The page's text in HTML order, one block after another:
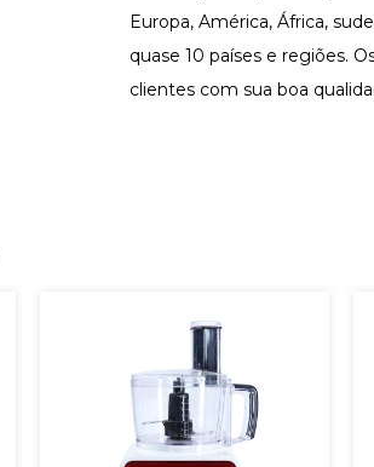
Europa, América, África,
quase 10 países e regiões.
clientes com sua boa